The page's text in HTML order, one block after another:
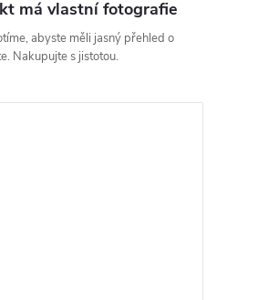
má vlastní fotografie
abyste měli jasný přehled o
Nakupujte s jistotou.